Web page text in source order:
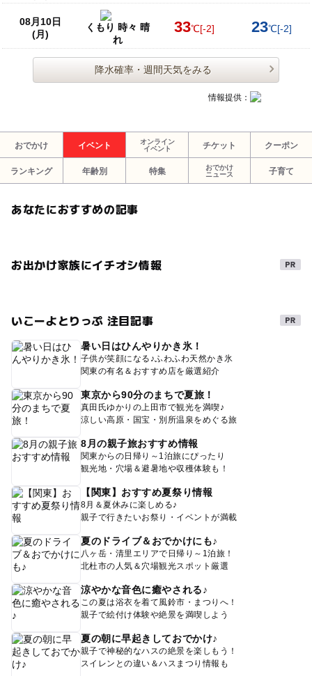
08月10日
(月)
くもり 時々 晴
れ
33℃[-2] 23℃[-2]
降水確率・週間天気をみる
情報提供：
おでかけ イベント
オンライン
イベント
チケット クーポン
ランキング 年齢別 特集
おでかけ
ニュース
子育て
あなたにおすすめの記事
お出かけ家族にイチオシ情報
いこーよとりっぷ 注目記事
暑い日はひんやりかき氷！
子供が笑顔になる♪ふわふわ天然かき氷
関東の有名＆おすすめ店を厳選紹介
東京から90分のまちで夏旅！
真田氏ゆかりの上田市で観光を満喫♪
涼しい高原・国宝・別所温泉をめぐる旅
8月の親子旅おすすめ情報
関東からの日帰り～1泊旅にぴったり
観光地・穴場＆避暑地や収穫体験も！
【関東】おすすめ夏祭り情報
8月＆夏休みに楽しめる♪
親子で行きたいお祭り・イベントが満載
夏のドライブ＆おでかけにも♪
八ヶ岳・清里エリアで日帰り～1泊旅！
北杜市の人気＆穴場観光スポット厳選
涼やかな音色に癒やされる♪
この夏は浴衣を着て風鈴市・まつりへ！
親子で絵付け体験や絶景を満喫しよう
夏の朝に早起きしておでかけ♪
親子で神秘的なハスの絶景を楽しもう！
スイレンとの違い＆ハスまつり情報も